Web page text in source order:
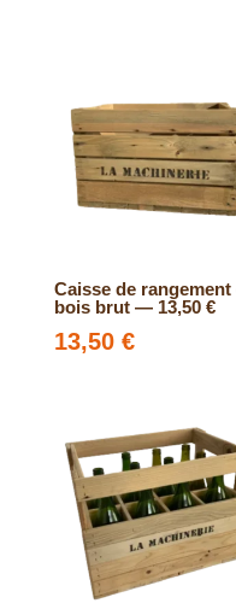
Caisse de rangement
bois brut — 13,50 €
13,50 €